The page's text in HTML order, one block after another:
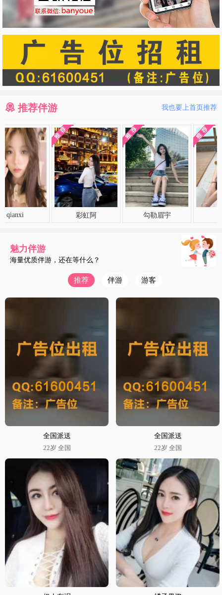
推荐伴游 我也要上首页推荐
勾勒眉宇
魅力伴游
海量优质伴游，还在等什么？
推荐 伴游 游客
全国派送
22岁 全国
全国派送
22岁 全国